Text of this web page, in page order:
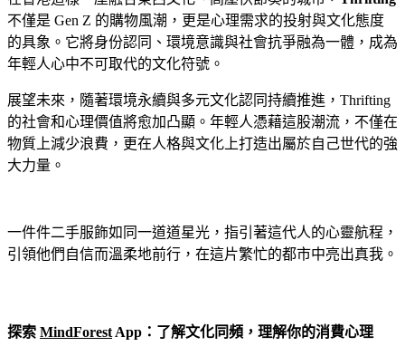
不僅是 Gen Z 的購物風潮，更是心理需求的投射與文化態度
的具象。它將身份認同、環境意識與社會抗爭融為一體，成為
年輕人心中不可取代的文化符號。
展望未來，隨著環境永續與多元文化認同持續推進，Thrifting
的社會和心理價值將愈加凸顯。年輕人憑藉這股潮流，不僅在
物質上減少浪費，更在人格與文化上打造出屬於自己世代的強
大力量。
一件件二手服飾如同一道道星光，指引著這代人的心靈航程，
引領他們自信而溫柔地前行，在這片繁忙的都市中亮出真我。
探索 MindForestApp：了解文化同頻，理解你的消費心理